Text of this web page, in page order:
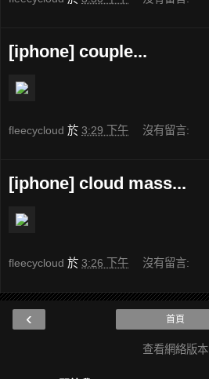
[iphone] couple...
fleecycloud 於 3:29 下午 沒有留言:
[iphone] cloud mass...
fleecycloud 於 3:26 下午 沒有留言:
‹ 首頁
查看網絡版本